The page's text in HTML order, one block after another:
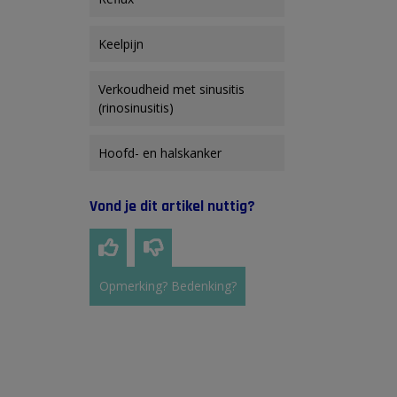
Keelpijn
Verkoudheid met sinusitis
(rinosinusitis)
Hoofd- en halskanker
Vond je dit artikel nuttig?
Opmerking? Bedenking?